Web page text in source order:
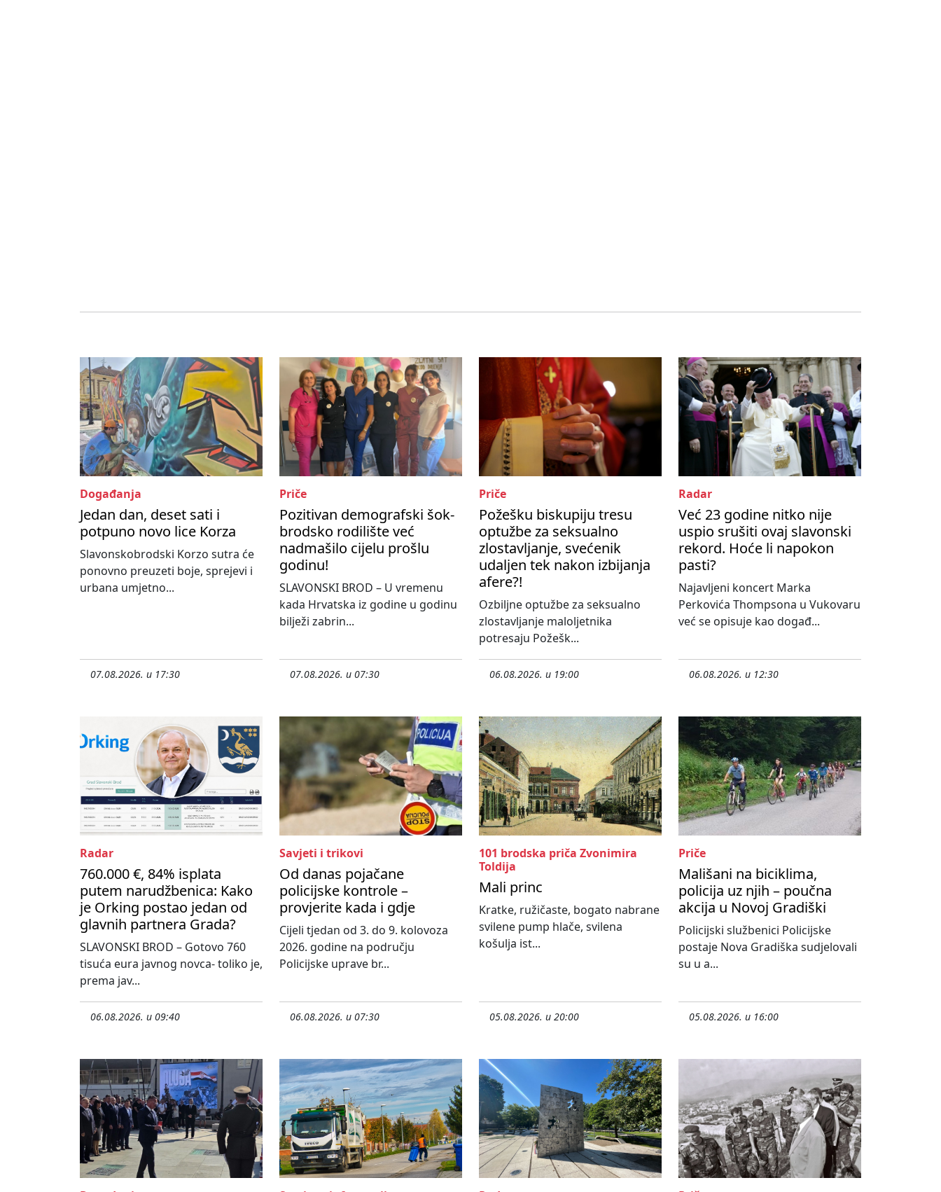
Događanja
Jedan dan, deset sati i
potpuno novo lice Korza
Slavonskobrodski Korzo sutra će
ponovno preuzeti boje, sprejevi i
urbana umjetno...
07.08.2026. u 17:30
Priče
Pozitivan demografski šok-
brodsko rodilište već
nadmašilo cijelu prošlu
godinu!
SLAVONSKI BROD – U vremenu
kada Hrvatska iz godine u godinu
bilježi zabrin...
07.08.2026. u 07:30
Priče
Požešku biskupiju tresu
optužbe za seksualno
zlostavljanje, svećenik
udaljen tek nakon izbijanja
afere?!
Ozbiljne optužbe za seksualno
zlostavljanje maloljetnika
potresaju Požešk...
06.08.2026. u 19:00
Radar
Već 23 godine nitko nije
uspio srušiti ovaj slavonski
rekord. Hoće li napokon
pasti?
Najavljeni koncert Marka
Perkovića Thompsona u Vukovaru
već se opisuje kao događ...
06.08.2026. u 12:30
Radar
760.000 €, 84% isplata
putem narudžbenica: Kako
je Orking postao jedan od
glavnih partnera Grada?
SLAVONSKI BROD – Gotovo 760
tisuća eura javnog novca- toliko je,
prema jav...
06.08.2026. u 09:40
Savjeti i trikovi
Od danas pojačane
policijske kontrole –
provjerite kada i gdje
Cijeli tjedan od 3. do 9. kolovoza
2026. godine na području
Policijske uprave br...
06.08.2026. u 07:30
101 brodska priča Zvonimira
Toldija
Mali princ
Kratke, ružičaste, bogato nabrane
svilene pump hlače, svilena
košulja ist...
05.08.2026. u 20:00
Priče
Mališani na biciklima,
policija uz njih – poučna
akcija u Novoj Gradiški
Policijski službenici Policijske
postaje Nova Gradiška sudjelovali
su u a...
05.08.2026. u 16:00